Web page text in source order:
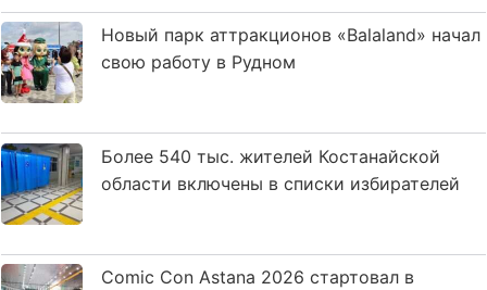
Новый парк аттракционов «Balaland» начал
свою работу в Рудном
Более 540 тыс. жителей Костанайской
области включены в списки избирателей
Comic Con Astana 2026 стартовал в